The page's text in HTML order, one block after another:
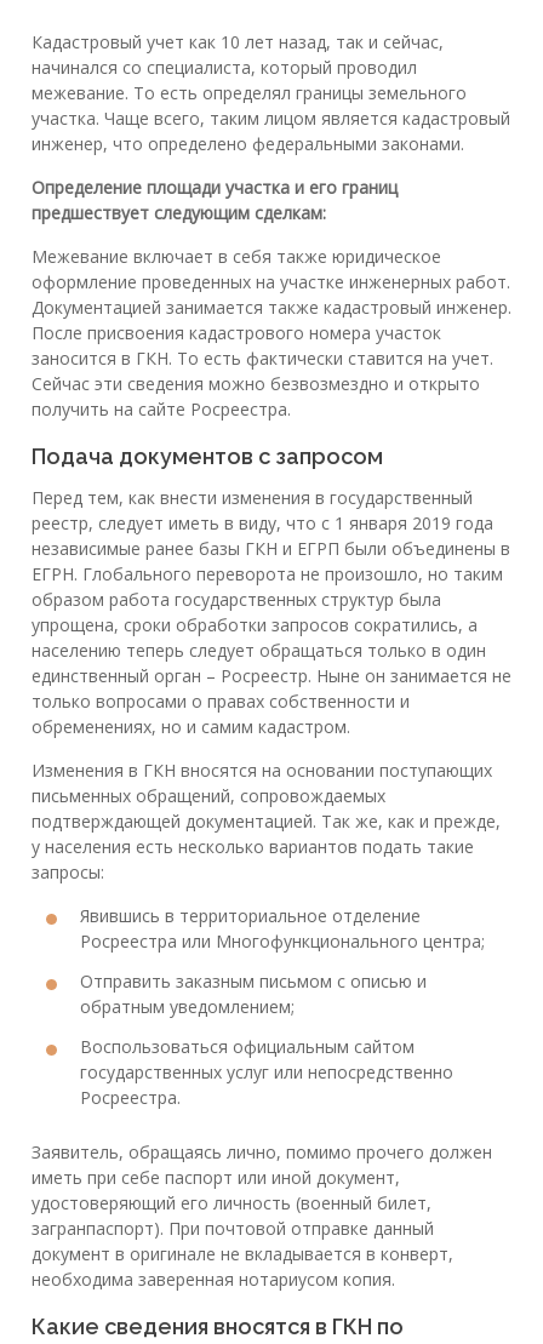
Кадастровый учет как 10 лет назад, так и сейчас,
начинался со специалиста, который проводил
межевание. То есть определял границы земельного
участка. Чаще всего, таким лицом является кадастровый
инженер, что определено федеральными законами.
Определение площади участка и его границ
предшествует следующим сделкам:
Межевание включает в себя также юридическое
оформление проведенных на участке инженерных работ.
Документацией занимается также кадастровый инженер.
После присвоения кадастрового номера участок
заносится в ГКН. То есть фактически ставится на учет.
Сейчас эти сведения можно безвозмездно и открыто
получить на сайте Росреестра.
Подача документов с запросом
Перед тем, как внести изменения в государственный
реестр, следует иметь в виду, что с 1 января 2019 года
независимые ранее базы ГКН и ЕГРП были объединены в
ЕГРН. Глобального переворота не произошло, но таким
образом работа государственных структур была
упрощена, сроки обработки запросов сократились, а
населению теперь следует обращаться только в один
единственный орган – Росреестр. Ныне он занимается не
только вопросами о правах собственности и
обременениях, но и самим кадастром.
Изменения в ГКН вносятся на основании поступающих
письменных обращений, сопровождаемых
подтверждающей документацией. Так же, как и прежде,
у населения есть несколько вариантов подать такие
запросы:
Явившись в территориальное отделение
Росреестра или Многофункционального центра;
Отправить заказным письмом с описью и
обратным уведомлением;
Воспользоваться официальным сайтом
государственных услуг или непосредственно
Росреестра.
Заявитель, обращаясь лично, помимо прочего должен
иметь при себе паспорт или иной документ,
удостоверяющий его личность (военный билет,
загранпаспорт). При почтовой отправке данный
документ в оригинале не вкладывается в конверт,
необходима заверенная нотариусом копия.
Какие сведения вносятся в ГКН по